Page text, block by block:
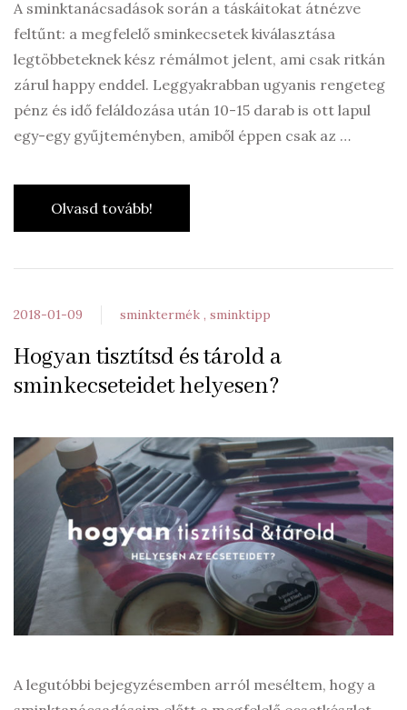
A sminktanácsadások során a táskáitokat átnézve
feltűnt: a megfelelő sminkecsetek kiválasztása
legtöbbeteknek kész rémálmot jelent, ami csak ritkán
zárul happy enddel. Leggyakrabban ugyanis rengeteg
pénz és idő feláldozása után 10-15 darab is ott lapul
egy-egy gyűjteményben, amiből éppen csak az …
Olvasd tovább!
2018-01-09 sminktermék sminktipp
Hogyan tisztítsd és tárold a
sminkecseteidet helyesen?
A legutóbbi bejegyzésemben arról meséltem, hogy a